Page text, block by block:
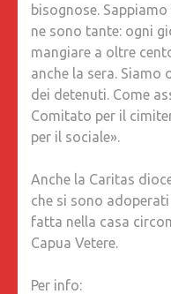
bisognose.
ne sono tante: ogni
mangiare a oltre
anche la sera.
dei detenuti. Come
Comitato per il
per il sociale».
Anche la Caritas
che si sono
fatta nella casa
Capua Vetere.
Per info: